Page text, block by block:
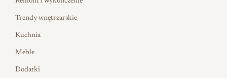
Trendy wnętrzarskie
Kuchnia
Meble
Dodatki